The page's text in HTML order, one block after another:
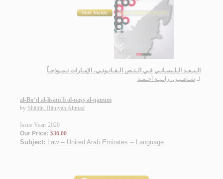
الـبـعـد الـلـسـانـي فـي الـنـص الـقـانـونـي، الإمـارات نـمـوذجـاً
لـ شـاهـيـن، رانـيـة أحـمـد
al-Bu‘d al-lisānī fī al-naṣṣ al-qānūnī
by Shāhīn, Rāniyah Aḥmad
Issue Year: 2020
Our Price: $36.00
Subject: Law -- United Arab Emirates -- Language.